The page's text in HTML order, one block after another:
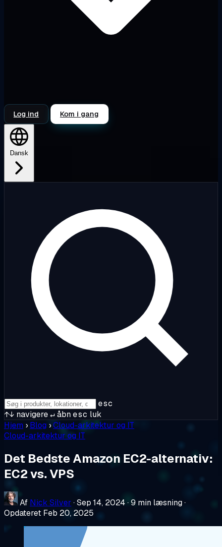
Log ind Kom i gang
Dansk
esc
↑↓ navigere↵åbnesc luk
Hjem › Blog ›Cloud-arkitektur og IT
Cloud-arkitektur og IT
Det Bedste Amazon EC2-alternativ:
EC2 vs. VPS
Af Nick Silver ·Sep 14, 2024 ·9 min læsning·
Opdateret Feb 20, 2025